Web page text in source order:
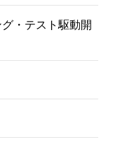
・テスト駆動開